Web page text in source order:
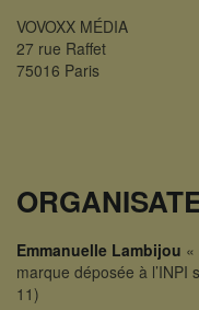
VOVOXX MÉDIA
27 rue Raffet
75016 Paris
Emmanuelle Lambijou «
marque déposée à
11)